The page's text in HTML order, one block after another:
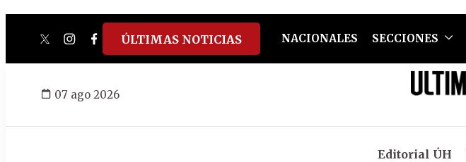
twitterinstagram
facebook
tiktokyoutube
spotify
ÚLTIMAS NOTICIAS NACIONALES SECCIONES
07 ago 2026
Editorial ÚH